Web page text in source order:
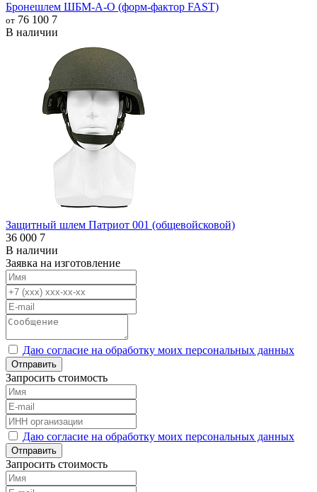
Бронешлем ШБМ-А-О (форм-фактор FAST)
от 76 100 7
В наличии
Защитный шлем Патриот 001 (общевойсковой)
36 000 7
В наличии
Заявка на изготовление
Даю согласие на обработку моих персональных данных
Отправить
Запросить стоимость
Даю согласие на обработку моих персональных данных
Отправить
Запросить стоимость